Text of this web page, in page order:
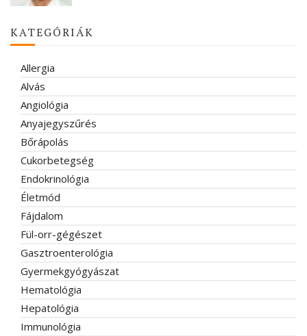
KATEGÓRIÁK
Allergia
Alvás
Angiológia
Anyajegyszűrés
Bőrápolás
Cukorbetegség
Endokrinológia
Életmód
Fájdalom
Fül-orr-gégészet
Gasztroenterológia
Gyermekgyógyászat
Hematológia
Hepatológia
Immunológia